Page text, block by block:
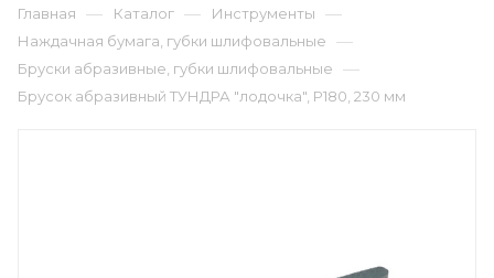
Главная — Каталог — Инструменты —
Наждачная бумага, губки шлифовальные —
Бруски абразивные, губки шлифовальные —
Брусок абразивный ТУНДРА "лодочка", Р180, 230 мм